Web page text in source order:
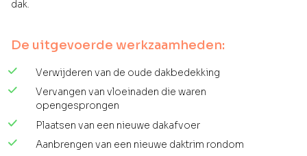
dak.
De uitgevoerde werkzaamheden:
Verwijderen van de oude dakbedekking
Vervangen van vloeinaden die waren
opengesprongen
Plaatsen van een nieuwe dakafvoer
Aanbrengen van een nieuwe daktrim rondom